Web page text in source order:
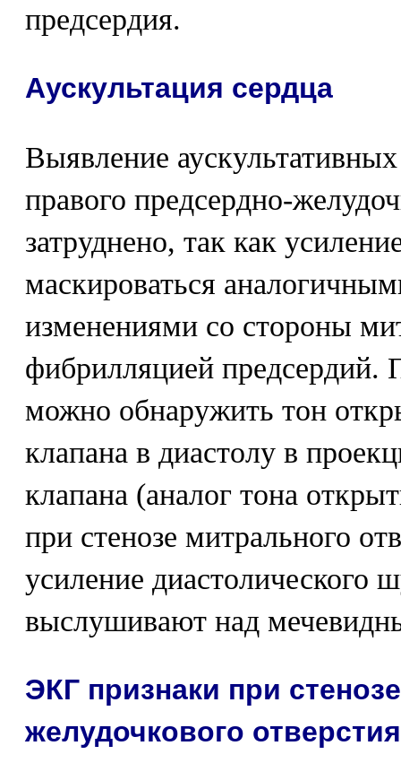
предсердия.
Аускультация сердца
Выявление
правого предсердно-
затруднено, так как
маскироваться
изменениями со стороны
фибрилляцией предсердий.
можно обнаружить тон
клапана в диастолу в
клапана (аналог тона
при стенозе митрального
усиление
выслушивают над
ЭКГ признаки при
желудочкового отверстия